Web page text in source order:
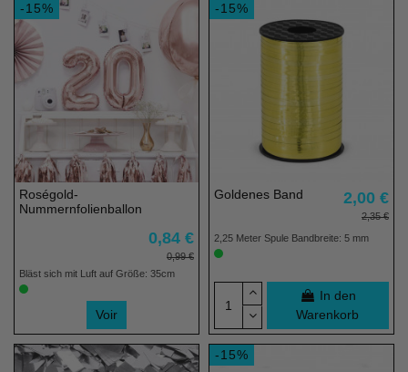
-15%
Roségold-
Nummernfolienballon
0,84 €
0,99 €
Bläst sich mit Luft auf Größe: 35cm
Voir
-15%
Goldenes Band 2,00 €
2,35 €
2,25 Meter Spule Bandbreite: 5 mm
In den
Warenkorb
-15%